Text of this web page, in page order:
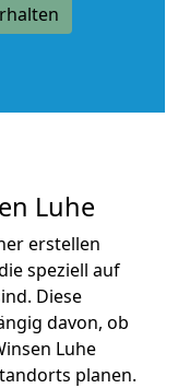
Luhe
erstellen
speziell auf
Diese
davon, ob
Luhe
planen.